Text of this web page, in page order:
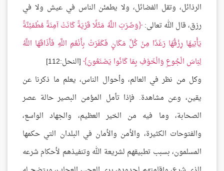
الرذائل، وتقل الفضائل، ولا يطمئن الناس في عيش ولا في
رزق، قال الله تعالى: وَضَرَبَ اللَّهُ مَثَلًا قَرْيَةً كَانَتْ آمِنَةً مُطْمَئِنَّةً
يَأْتِيهَا رِزْقُهَا رَغَدًا مِنْ كُلِّ مَكَانٍ فَكَفَرَتْ بِأَنْعُمِ اللَّهِ فَأَذَاقَهَا اللَّهُ
لِبَاسَ الْجُوعِ وَالْخَوْفِ بِمَا كَانُوا يَصْنَعُونَ [النحل:112]
وكل من نظر في العالم، وأحوال الناس، يعلم ما ذكرنا عن
يقين، وعن مشاهدة. فإذا تأمل المؤمن البصير حالة عصر
الصحابة، وما فيه من الخير العظيم، والجهاد الواسع،
والفتوحات الكثيرة، والأمن والأمان في البلدان التي حكمها
المسلمون، بسبب تطبيقهم لشريعة الله وتنفيذهم لأحكام شرعه